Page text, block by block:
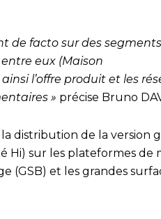
de facto sur des
eux (Maison
l’offre produit et les
» précise Bruno
distribution de la version
Hi) sur les plateformes de
(GSB) et les grandes